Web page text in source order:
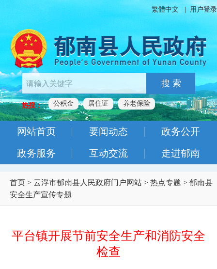
繁體中文 用户登录
搜 索
热搜： 公积金 居住证 养老保险
网站首页 要闻动态 政务公开
政务服务 互动交流 走进郁南
首页 > 云浮市郁南县人民政府门户网站 > 热点专题 > 郁南县
安全生产宣传专题
平台镇开展节前安全生产和消防安全
检查